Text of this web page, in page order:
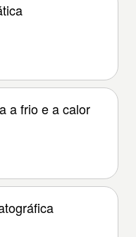
a frio e a calor